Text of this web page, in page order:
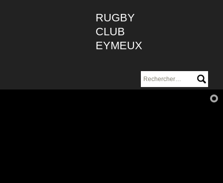
RUGBY
CLUB
EYMEUX
Rechercher :